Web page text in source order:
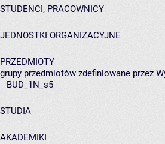
STUDENCI, PRACOWNICY
JEDNOSTKI ORGANIZACYJNE
PRZEDMIOTY
grupy przedmiotów zdefiniowane przez
BUD_1N_s5
STUDIA
AKADEMIKI